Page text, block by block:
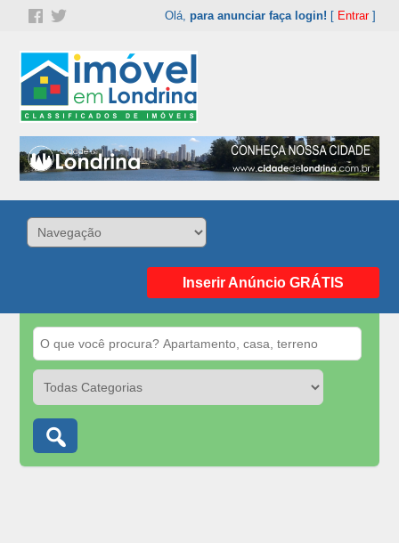
Olá, para anunciar faça login! [ Entrar]
Inserir Anúncio GRÁTIS